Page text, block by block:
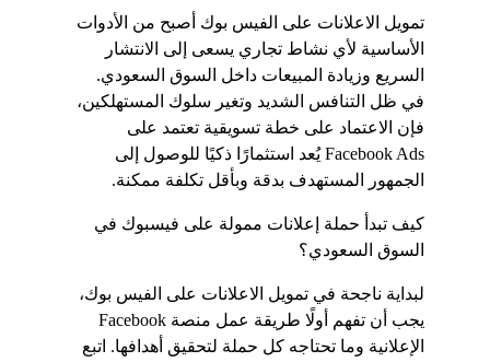
تمويل الاعلانات على الفيس بوك أصبح من الأدوات
الأساسية لأي نشاط تجاري يسعى إلى الانتشار
السريع وزيادة المبيعات داخل السوق السعودي.
في ظل التنافس الشديد وتغير سلوك المستهلكين،
فإن الاعتماد على خطة تسويقية تعتمد على
Facebook Ads يُعد استثمارًا ذكيًا للوصول إلى
الجمهور المستهدف بدقة وبأقل تكلفة ممكنة.
كيف تبدأ حملة إعلانات ممولة على فيسبوك في
السوق السعودي؟
لبداية ناجحة في تمويل الاعلانات على الفيس بوك،
الإعلانية وما تحتاجه كل حملة لتحقيق أهدافها. اتبع